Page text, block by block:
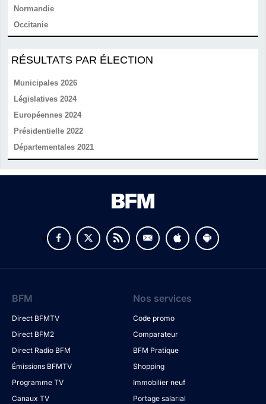
Normandie
Occitanie
RÉSULTATS PAR ÉLECTION
Municipales 2026
Législatives 2024
Européennes 2024
Présidentielle 2022
Départementales 2021
v
BFM
Direct BFMTV
Direct BFM2
Direct Radio BFM
Émissions BFMTV
Programme TV
Canaux TV
Nos services
Code promo
Comparateur
BFM Pratique
Shopping
Immobilier neuf
Portage salarial